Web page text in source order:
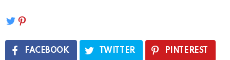
FACEBOOK TWITTER PINTEREST